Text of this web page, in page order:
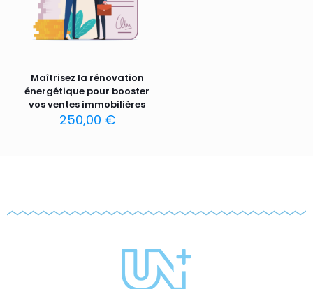
Maîtrisez la rénovation
énergétique pour booster
vos ventes immobilières
250,00 €